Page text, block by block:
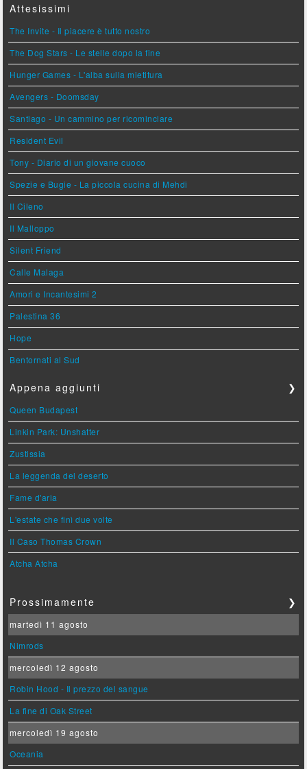
Attesissimi
The Invite - Il piacere è tutto nostro
The Dog Stars - Le stelle dopo la fine
Hunger Games - L'alba sulla mietitura
Avengers - Doomsday
Santiago - Un cammino per ricominciare
Resident Evil
Tony - Diario di un giovane cuoco
Spezie e Bugie - La piccola cucina di Mehdi
Il Cileno
Il Malloppo
Silent Friend
Calle Malaga
Amori e Incantesimi 2
Palestina 36
Hope
Bentornati al Sud
Appena aggiunti ❯
Queen Budapest
Linkin Park: Unshatter
Zustissia
La leggenda del deserto
Fame d'aria
L'estate che finì due volte
Il Caso Thomas Crown
Atcha Atcha
Prossimamente ❯
martedì 11 agosto
Nimrods
mercoledì 12 agosto
Robin Hood - Il prezzo del sangue
La fine di Oak Street
mercoledì 19 agosto
Oceania